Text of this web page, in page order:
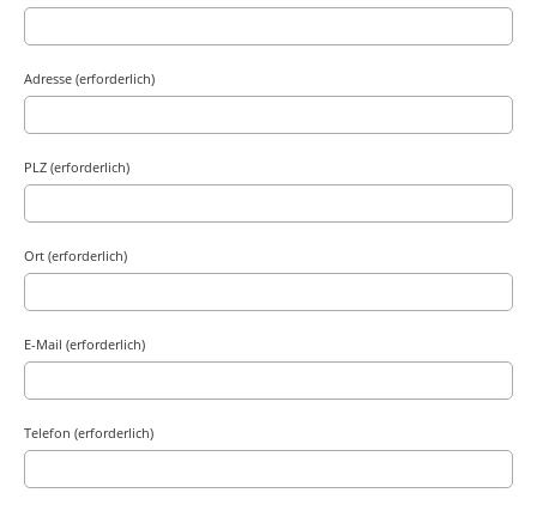
Adresse (erforderlich)
PLZ (erforderlich)
Ort (erforderlich)
E-Mail (erforderlich)
Telefon (erforderlich)